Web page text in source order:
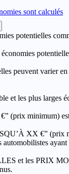
sont calculés
potentielles
peuvent varier
et les plus larges
minimum) est
XX €” (prix
et les PRIX